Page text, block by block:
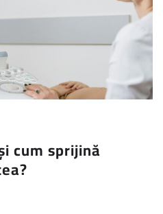
cum sprijină